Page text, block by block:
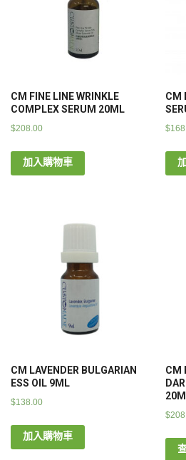
CM FINE LINE WRINKLE
COMPLEX SERUM 20ML
$208.00
加入購物車
CM
$
CM LAVENDER BULGARIAN
ESS OIL 9ML
$138.00
加入購物車
CM
$